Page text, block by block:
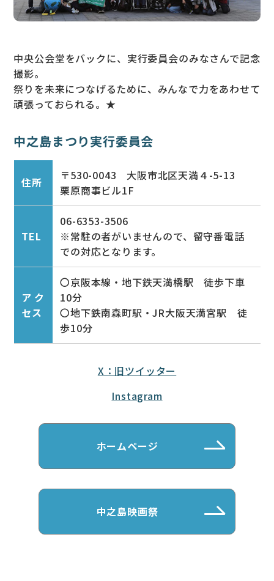
中央公会堂をバックに、実行委員会のみなさんで記念
撮影。
祭りを未来につなげるために、みんなで力をあわせて
頑張っておられる。★
中之島まつり実行委員会
住所
〒530-0043 大阪市北区天満４-5-13
栗原商事ビル1F
TEL
06-6353-3506
※常駐の者がいませんので、留守番電話
での対応となります。
アク
セス
〇京阪本線・地下鉄天満橋駅 徒歩下車
10分
〇地下鉄南森町駅・JR大阪天満宮駅 徒
歩10分
X：旧ツイッター
Instagram
ホームページ
中之島映画祭